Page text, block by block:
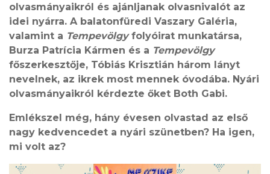
olvasmányaikról és ajánljanak olvasnivalót az
idei nyárra. A balatonfüredi Vaszary Galéria,
valamint a Tempevölgyfolyóirat munkatársa,
Burza Patrícia Kármen és a Tempevölgy
főszerkesztője, Tóbiás Krisztián három lányt
nevelnek, az ikrek most mennek óvodába. Nyári
olvasmányaikról kérdezte őket Both Gabi.
Emlékszel még, hány évesen olvastad az első
nagy kedvencedet a nyári szünetben? Ha igen,
mi volt az?